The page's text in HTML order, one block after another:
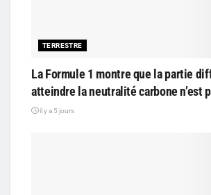
TERRESTRE
La Formule 1 montre que la partie
atteindre la neutralité carbone n’est
il y a 5 jours